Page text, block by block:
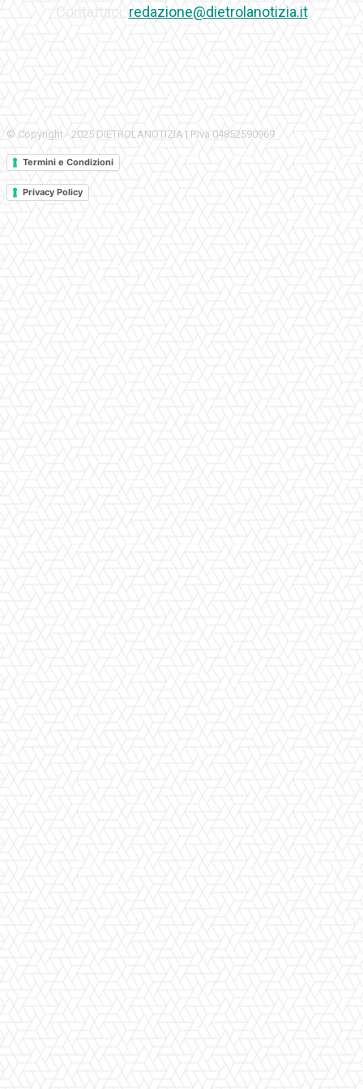
redazione@dietrolanotizia.it
© Copyright - 2025 DIETROLANOTIZIA | P.Iva 04852590969
Termini e Condizioni
Privacy Policy